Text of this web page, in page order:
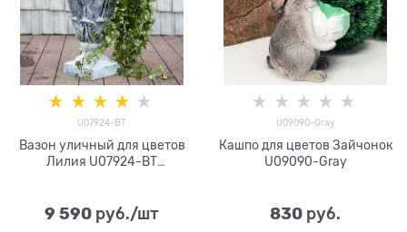
U07924-BТ
Вазон уличный для цветов
Лилия U07924-BT
9 590 руб./шт
U09090-Gray
Кашпо для цветов Зайчонок
U09090-Gray
830 руб.